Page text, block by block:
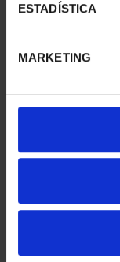
ESTADÍSTICA
MARKETING
SUSCRIPCIÓN
949,00 €
registrados